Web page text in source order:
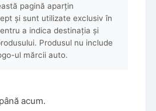
pagină aparțin
și sunt utilizate exclusiv în
a indica destinația și
Produsul nu include
ul mărcii auto.
acum.